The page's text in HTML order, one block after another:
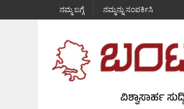
ನಮ್ಮ ಬಗ್ಗೆ ನಮ್ಮನ್ನು ಸಂಪರ್ಕಿಸಿ